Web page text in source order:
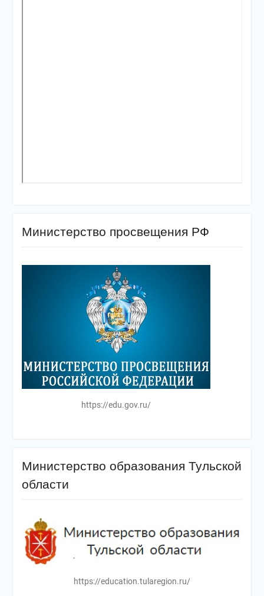
Министерство просвещения РФ
https://edu.gov.ru/
Министерство образования Тульской
области
https://education.tularegion.ru/